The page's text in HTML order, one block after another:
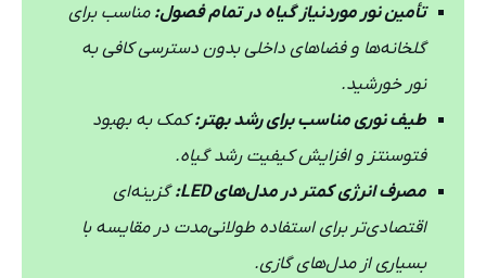
تأمین نور موردنیاز گیاه در تمام فصول: مناسب برای
گلخانه‌ها و فضاهای داخلی بدون دسترسی کافی به
نور خورشید.
طیف نوری مناسب برای رشد بهتر:کمک به بهبود
فتوسنتز و افزایش کیفیت رشد گیاه.
مصرف انرژی کمتر در مدل‌های LED:
گزینه‌ای
اقتصادی‌تر برای استفاده طولانی‌مدت در مقایسه با
بسیاری از مدل‌های گازی.